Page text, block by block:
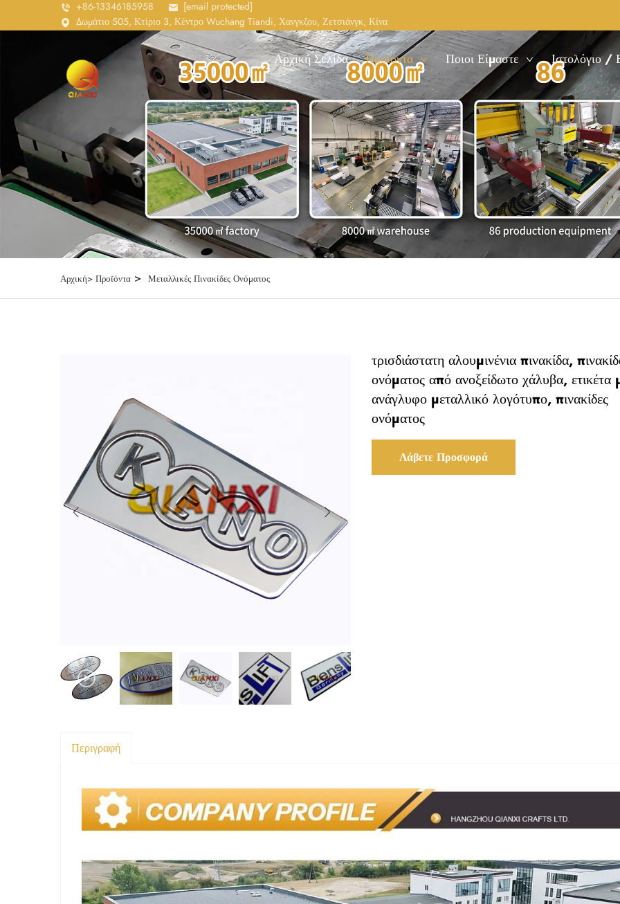
+86-13346185958
[email protected]
Δωμάτιο 505, Κτίριο 3, Κέντρο Wuchang Tiandi, Χανγκζου, Ζετσιάνγκ, Κίνα
Αρχική Σελίδα Προϊόντα Ποιοι Είμαστε Ιστολόγιο /
Αρχική> Προϊόντα > Μεταλλικές Πινακίδες Ονόματος
τρισδιάστατη αλουμινένια πινακίδα,
ονόματος από ανοξείδωτο χάλυβα, ετικέτα
ανάγλυφο μεταλλικό λογότυπο, πινακίδες
ονόματος
Λάβετε Προσφορά
Περιγραφή